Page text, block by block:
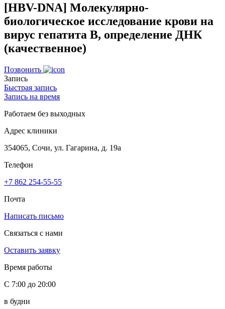
[HBV-DNA] Молекулярно-
биологическое исследование крови на
вирус гепатита B, определение ДНК
(качественное)
Позвонить
Запись
Быстрая запись
Запись на время
Работаем без выходных
Адрес клиники
354065, Сочи, ул. Гагарина, д. 19а
Телефон
+7 862 254-55-55
Почта
Написать письмо
Связаться с нами
Оставить заявку
Время работы
С 7:00 до 20:00
в будни